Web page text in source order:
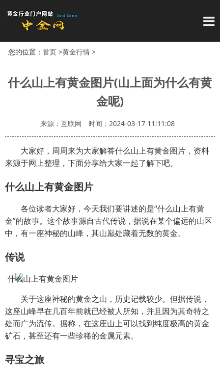
导
您的位置： 首页>黄金行情>
什么山上有黄金图片(山上面为什么有黄
金呢)
来源：互联网 时间：2024-03-17 11:11:08
大家好，周周来为大家解答什么山上有黄金图片，资料
来源于网上整理，下面分享给大家一起了解下吧。
什么山上有黄金图片
各位读者大家好，今天我们要讲述的是“什么山上有黄
金”的故事。这个故事源自古代传说，据说在某个偏远的山区
中，有一座神秘的山峰，其山巅处藏着无数的黄金。
传说
关于这座神秘的黄金之山，历史记载较少。但据传说，
这座山峰早在几百年前就已经被人所知，并且因为其奇特之
处而广为流传。据称，在这座山上可以找到纯度极高的黄金
矿石，甚至还有一些珍稀的金属元素。
寻宝之旅